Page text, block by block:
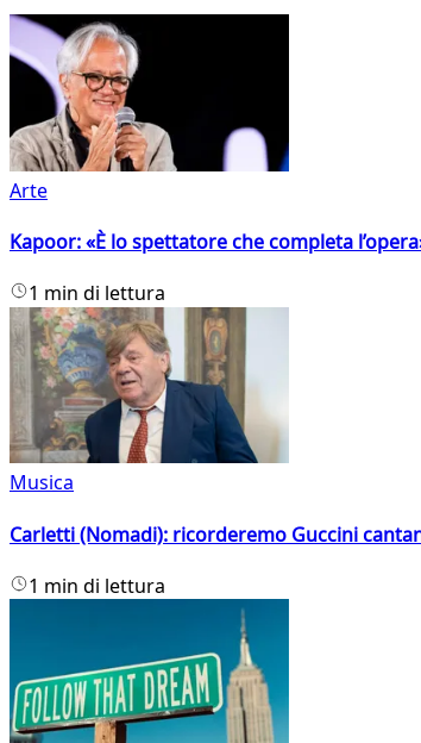
Arte
Kapoor: «È lo spettatore che completa
1 min di lettura
Musica
Carletti (Nomadi): ricorderemo Guccini
1 min di lettura